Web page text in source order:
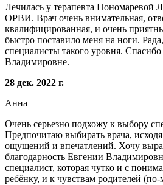
Лечилась у терапевта Пономаревой
ОРВИ. Врач очень внимательная,
квалифицированная, и очень
быстро поставило меня на ноги.
специалисты такого уровня.
Владимировне.
28 дек. 2022 г.
Анна
Очень серьезно подхожу к выбору
Предпочитаю выбирать врача,
ощущений и впечатлений. Хочу
благодарность Евгении
специалист, которая чутко и с
ребёнку, и к чувствам родителей (по-